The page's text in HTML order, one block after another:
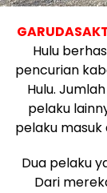
Hulu
pencurian
Hulu.
pelaku
pelaku
Dua pelaku
Dari